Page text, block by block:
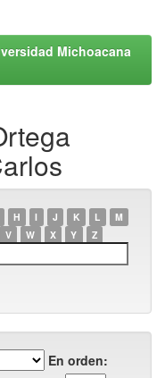
Michoacana
H I J K L
M
V W X Y Z
En orden: